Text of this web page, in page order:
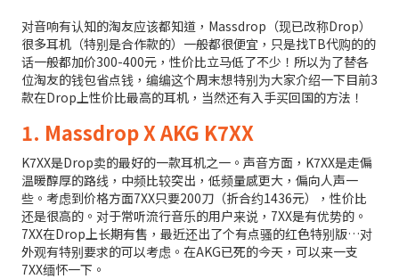
对音响有认知的淘友应该都知道，Massdrop（现已改称Drop）
很多耳机（特别是合作款的）一般都很便宜，只是找TB代购的的
话一般都加价300-400元，性价比立马低了不少！所以为了替各
位淘友的钱包省点钱，编编这个周末想特别为大家介绍一下目前3
款在Drop上性价比最高的耳机，当然还有入手买回国的方法！
1. Massdrop X AKG K7XX
K7XX是Drop卖的最好的一款耳机之一。声音方面，K7XX是走偏
温暖醇厚的路线，中频比较突出，低频量感更大，偏向人声一
些。考虑到价格方面7XX只要200刀（折合约1436元），性价比
还是很高的。对于常听流行音乐的用户来说，7XX是有优势的。
7XX在Drop上长期有售，最近还出了个有点骚的红色特别版…对
外观有特别要求的可以考虑。在AKG已死的今天，可以来一支
7XX缅怀一下。